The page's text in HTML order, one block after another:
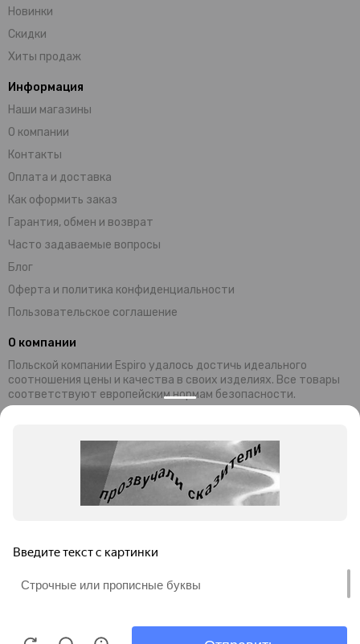
Новинки
Скидки
Хиты продаж
Информация
Наши магазины
О компании
Контакты
Оплата и доставка
Как оформить заказ
Гарантия, обмен и возврат
Часто задаваемые вопросы
Блог
Оферта и политика конфиденциальности
Пользовательское соглашение
О компании
Польской компании Espiro удалось достичь идеального
соотношения цены и качества в своих изделиях. Все товары
соответствуют европейским нормам безопасности.
манежей и стульчиков Espiro обеспечивают комфортный
отдых малышей и их родителей. Комплектующие и материалы,
используемые при производстве, завозятся из Германии
Преимущества продукции ESPIRO:
универсальность;
невысокая цена;
обработку файлов cookie в соответствии с Политикой
конфиденциальности
ИП Мусаелян Роберт Гагикович.